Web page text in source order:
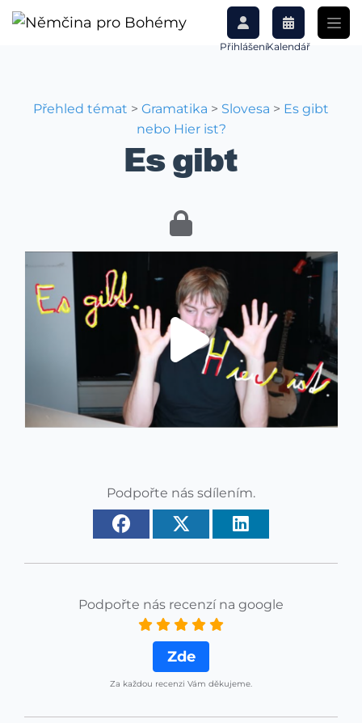
PřihlášeníKalendář
Přehled témat > Gramatika > Slovesa > Es gibt
nebo Hier ist?
Es gibt
Podpořte nás sdílením.
Podpořte nás recenzí na google
Zde
Za každou recenzi Vám děkujeme.